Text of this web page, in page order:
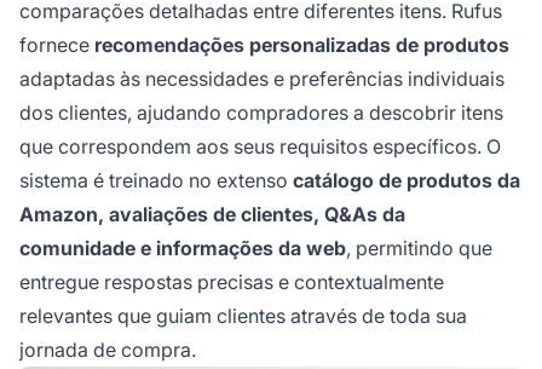
comparações detalhadas entre diferentes itens. Rufus
fornece recomendações personalizadas de produtos
adaptadas às necessidades e preferências individuais
dos clientes, ajudando compradores a descobrir itens
que correspondem aos seus requisitos específicos. O
sistema é treinado no extenso catálogo de produtos da
Amazon, avaliações de clientes, Q&As da
comunidade e informações da web, permitindo que
entregue respostas precisas e contextualmente
relevantes que guiam clientes através de toda sua
jornada de compra.